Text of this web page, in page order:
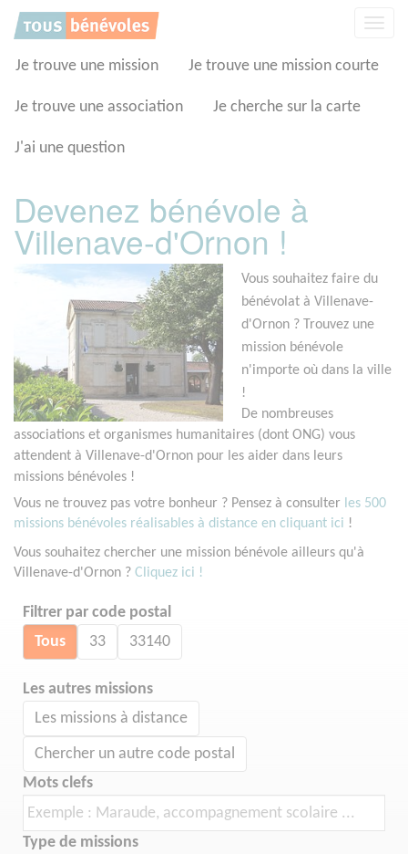
Je trouve une mission Je trouve une mission courte
Je trouve une association Je cherche sur la carte
J'ai une question
Devenez bénévole à
Villenave-d'Ornon !
Vous souhaitez faire du
bénévolat à Villenave-
d'Ornon ? Trouvez une
mission bénévole
n'importe où dans la ville
!
De nombreuses
associations et organismes humanitaires (dont ONG) vous
attendent à Villenave-d'Ornon pour les aider dans leurs
missions bénévoles !
Vous ne trouvez pas votre bonheur ? Pensez à consulter les 500
missions bénévoles réalisables à distance en cliquant ici !
Vous souhaitez chercher une mission bénévole ailleurs qu'à
Villenave-d'Ornon ? Cliquez ici !
Filtrer par code postal
Tous 33 33140
Les autres missions
Les missions à distance
Chercher un autre code postal
Mots clefs
Type de missions
Panneau de gestion des cookies